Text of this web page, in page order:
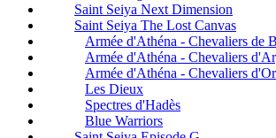
Saint Seiya Next Dimension
Saint Seiya The Lost Canvas
Armée d'Athéna - Chevaliers de
Armée d'Athéna - Chevaliers
Armée d'Athéna - Chevaliers d'Or
Les Dieux
Spectres d'Hadès
Blue Warriors